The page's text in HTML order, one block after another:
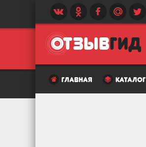
главная каталог